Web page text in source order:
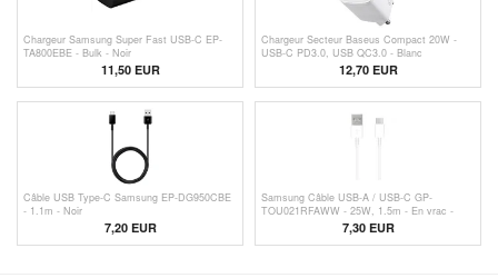
Chargeur Samsung Super Fast USB-C EP-
TA800EBE - Bulk - Noir
11,50EUR
Chargeur Secteur Baseus Compact 20W -
USB-C PD3.0, USB QC3.0 - Blanc
12,70EUR
Câble USB Type-C Samsung EP-DG950CBE
- 1.1m - Noir
7,20 EUR
Samsung Câble USB-A / USB-C GP-
TOU021RFAWW - 25W, 1.5m - En vrac -
7,30 EUR